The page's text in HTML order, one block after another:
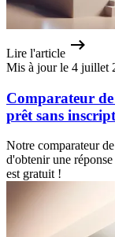
Lire l'article
Mis à jour le 4 juillet
Comparateur
prêt sans
Notre comparateur
d'obtenir une
est gratuit !